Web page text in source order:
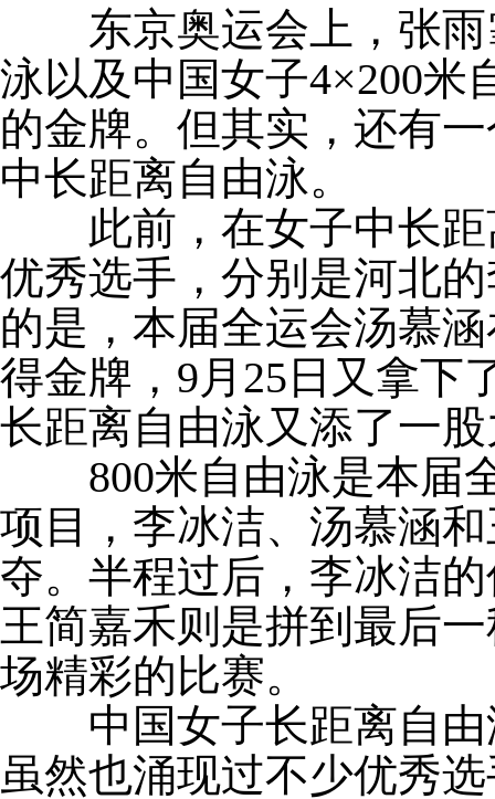
东京奥运会上，张雨
泳以及中国女子4×200米
的金牌。但其实，还有
中长距离自由泳。
此前，在女子中长距
优秀选手，分别是河北
的是，本届全运会汤慕
得金牌，9月25日又拿下
长距离自由泳又添了一
800米自由泳是本届全
项目，李冰洁、汤慕涵
夺。半程过后，李冰洁
王简嘉禾则是拼到最后
场精彩的比赛。
中国女子长距离自由
虽然也涌现过不少优秀